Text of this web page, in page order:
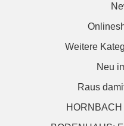
Weitere
Neu
Raus